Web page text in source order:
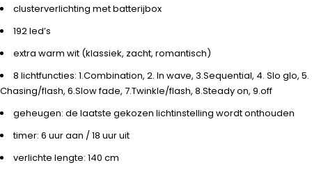
clusterverlichting met batterijbox
192 led’s
extra warm wit (klassiek, zacht, romantisch)
8 lichtfuncties: 1.Combination, 2. In wave, 3.Sequential, 4. Slo glo, 5.
Chasing/flash, 6.Slow fade, 7.Twinkle/flash, 8.Steady on, 9.off
geheugen: de laatste gekozen lichtinstelling wordt onthouden
timer: 6 uur aan / 18 uur uit
verlichte lengte: 140 cm